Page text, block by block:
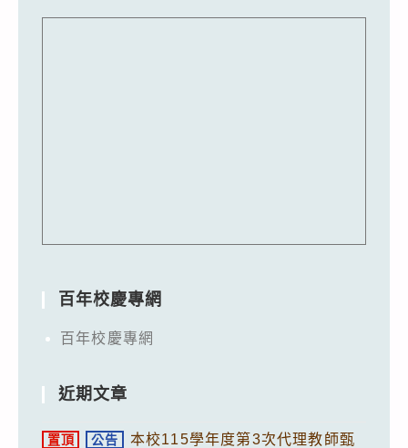
百年校慶專網
百年校慶專網
近期文章
置頂 公告
本校115學年度第3次代理教師甄